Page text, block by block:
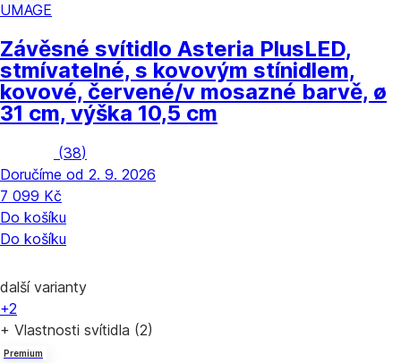
UMAGE
Závěsné svítidlo Asteria PlusLED,
stmívatelné, s kovovým stínidlem,
kovové, červené/v mosazné barvě, ø
31 cm, výška 10,5 cm
(38)
Doručíme od 2. 9. 2026
7 099 Kč
Do košíku
Do košíku
další varianty
+2
+ Vlastnosti svítidla (2)
Premium